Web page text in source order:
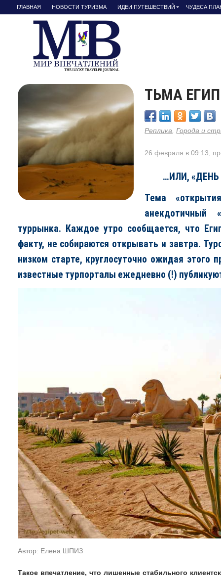
ГЛАВНАЯ НОВОСТИ ТУРИЗМА ИДЕИ ПУТЕШЕСТВИЙ ЧУДЕСА
ТЬМА
Реплика ,Города и
26 февраля в 09:13,
…ИЛИ,
Тема
анекдотичный
туррынка. Каждое утро сообщается, что
факту, не собираются открывать и завтра.
низком старте, круглосуточно ожидая
известные турпорталы ежедневно (!)
Автор: Елена ШПИЗ
Такое впечатление, что лишенные стабильного